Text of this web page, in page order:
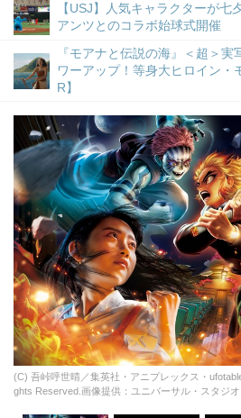
【USJ】人気キャラクターが七
アンツとのコラボ始球式開催
『モアナと伝説の海』＜超＞
ワーアップ！等身大ヒロイン・
R】
(C) 吾峠呼世晴／集英社・アニプレックス・
ghts Reserved.画像提供：ユニバーサル・スタジ